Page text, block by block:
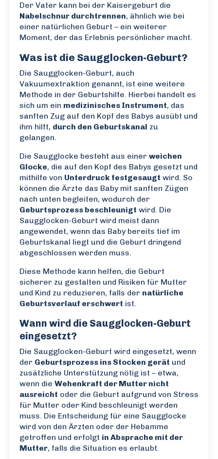
Der Vater kann bei der Kaisergeburt die
Nabelschnur durchtrennen, ähnlich wie bei
einer natürlichen Geburt – ein weiterer
Moment, der das Erlebnis persönlicher macht.
Was ist die Saugglocken-Geburt?
Die Saugglocken-Geburt, auch
Vakuumextraktion genannt, ist eine weitere
Methode in der Geburtshilfe. Hierbei handelt es
sich um ein medizinisches Instrument, das
sanften Zug auf den Kopf des Babys ausübt und
ihm hilft, durch den Geburtskanal zu
gelangen.
Die Saugglocke besteht aus einer weichen
Glocke, die auf den Kopf des Babys gesetzt und
mithilfe von Unterdruck festgesaugt wird. So
können die Ärzte das Baby mit sanften Zügen
nach unten begleiten, wodurch der
Geburtsprozess beschleunigt wird. Die
Saugglocken-Geburt wird meist dann
angewendet, wenn das Baby bereits tief im
Geburtskanal liegt und die Geburt dringend
abgeschlossen werden muss.
Diese Methode kann helfen, die Geburt
sicherer zu gestalten und Risiken für Mutter
und Kind zu reduzieren, falls der natürliche
Geburtsverlauf erschwert ist.
Wann wird die Saugglocken-Geburt
eingesetzt?
Die Saugglocken-Geburt wird eingesetzt, wenn
der Geburtsprozess ins Stocken gerät und
zusätzliche Unterstützung nötig ist – etwa,
wenn die Wehenkraft der Mutter nicht
ausreicht oder die Geburt aufgrund von Stress
für Mutter oder Kind beschleunigt werden
muss. Die Entscheidung für eine Saugglocke
wird von den Ärzten oder der Hebamme
getroffen und erfolgt in Absprache mit der
Mutter, falls die Situation es erlaubt.